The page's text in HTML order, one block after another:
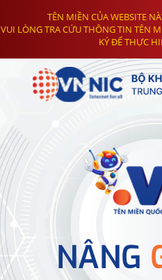
TÊN MIỀN CỦA WEBSITE
VUI LÒNG TRA CỨU THÔNG TIN TÊN
KÝ ĐỂ THỰC
NÂNG